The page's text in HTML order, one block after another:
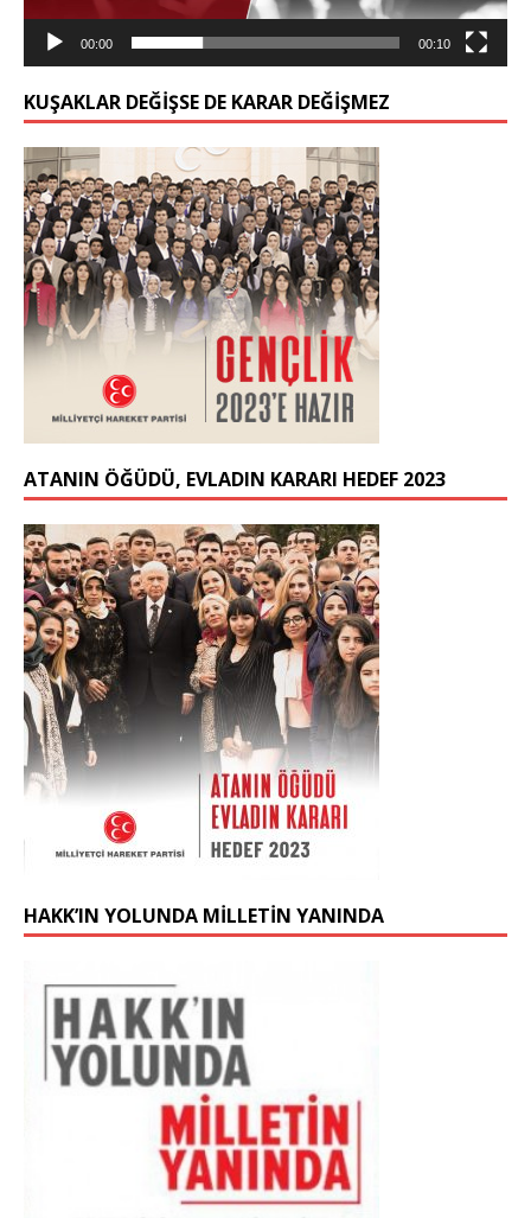
00:00 00:10
KUŞAKLAR DEĞIŞSE DE KARAR DEĞIŞMEZ
ATANIN ÖĞÜDÜ, EVLADIN KARARI HEDEF 2023
HAKK’IN YOLUNDA MİLLETİN YANINDA